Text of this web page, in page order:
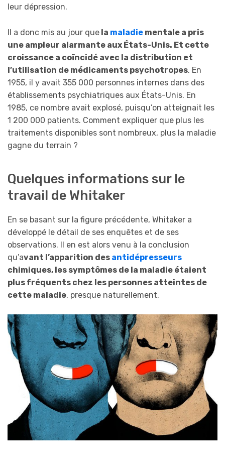
leur dépression.
Il a donc mis au jour que la maladie mentale a pris
une ampleur alarmante aux États-Unis. Et cette
croissance a coïncidé avec la distribution et
l’utilisation de médicaments psychotropes. En
1955, il y avait 355 000 personnes internes dans des
établissements psychiatriques aux États-Unis. En
1985, ce nombre avait explosé, puisqu’on atteignait les
1 200 000 patients. Comment expliquer que plus les
traitements disponibles sont nombreux, plus la maladie
gagne du terrain ?
Quelques informations sur le
travail de Whitaker
En se basant sur la figure précédente, Whitaker a
développé le détail de ses enquêtes et de ses
observations. Il en est alors venu à la conclusion
qu’avant l’apparition des antidépresseurs
chimiques, les symptômes de la maladie étaient
plus fréquents chez les personnes atteintes de
cette maladie, presque naturellement.